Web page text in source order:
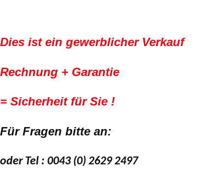
Dies ist ein gewerblicher Verkauf
Rechnung + Garantie
= Sicherheit für Sie !
Für Fragen bitte an:
oder Tel : 0043 (0) 2629 2497